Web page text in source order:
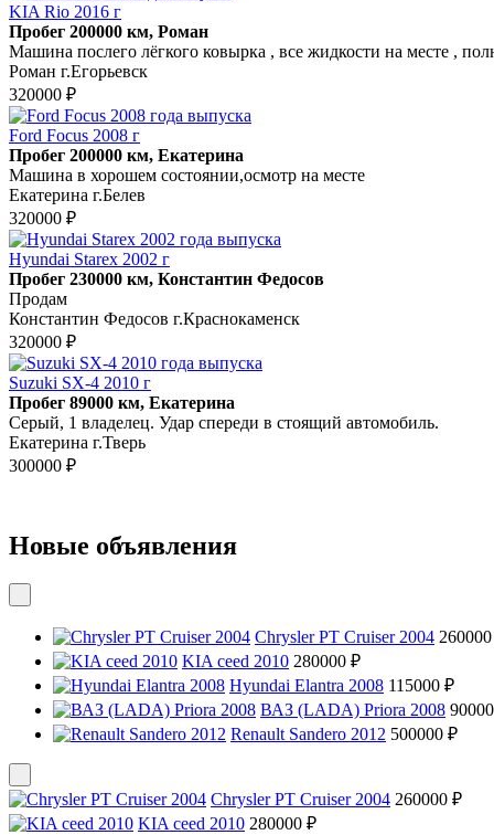
KIA Rio 2016 г
Пробег 200000 км, Роман
Машина послего лёгкого ковырка , все жидкости на месте ,
Роман г.Егорьевск
320000 ₽
Ford Focus 2008 г
Пробег 200000 км, Екатерина
Машина в хорошем состоянии,осмотр на месте
Екатерина г.Белев
320000 ₽
Hyundai Starex 2002 г
Пробег 230000 км, Константин Федосов
Продам
Константин Федосов г.Краснокаменск
320000 ₽
Suzuki SX-4 2010 г
Пробег 89000 км, Екатерина
Серый, 1 владелец. Удар спереди в стоящий автомобиль.
Екатерина г.Тверь
300000 ₽
Новые объявления
Chrysler PT Cruiser 2004
KIA ceed 2010 280000 ₽
Hyundai Elantra 2008 115000 ₽
ВАЗ (LADA) Priora 2008
Renault Sandero 2012 500000 ₽
Chrysler PT Cruiser 2004 260000 ₽
KIA ceed 2010 280000 ₽